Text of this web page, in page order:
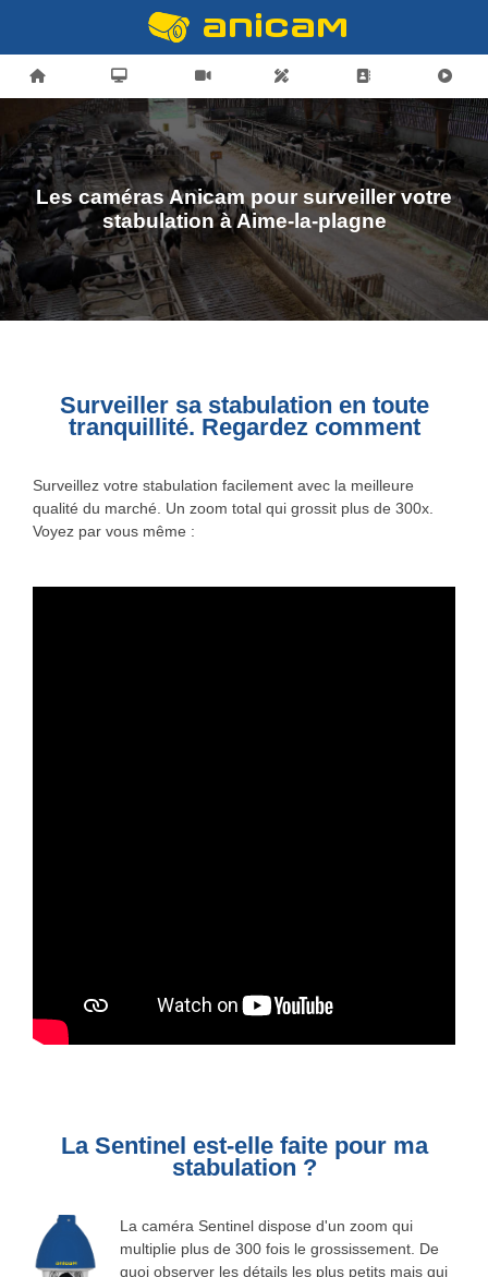
Les caméras Anicam pour surveiller votre
stabulation à Aime-la-plagne
Surveiller sa stabulation en toute
tranquillité. Regardez comment
Surveillez votre stabulation facilement avec la meilleure
qualité du marché. Un zoom total qui grossit plus de 300x.
Voyez par vous même :
La Sentinel est-elle faite pour ma
stabulation ?
La caméra Sentinel dispose d'un zoom qui
multiplie plus de 300 fois le grossissement. De
quoi observer les détails les plus petits mais qui